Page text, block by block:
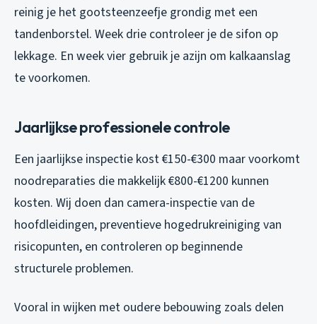
reinig je het gootsteenzeefje grondig met een
tandenborstel. Week drie controleer je de sifon op
lekkage. En week vier gebruik je azijn om kalkaanslag
te voorkomen.
Jaarlijkse professionele controle
Een jaarlijkse inspectie kost €150-€300 maar voorkomt
noodreparaties die makkelijk €800-€1200 kunnen
kosten. Wij doen dan camera-inspectie van de
hoofdleidingen, preventieve hogedrukreiniging van
risicopunten, en controleren op beginnende
structurele problemen.
Vooral in wijken met oudere bebouwing zoals delen